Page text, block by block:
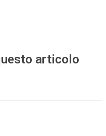
articolo